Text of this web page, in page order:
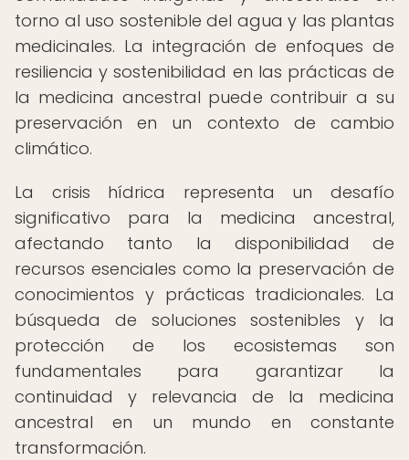
torno al uso sostenible del agua y las plantas
medicinales. La integración de enfoques de
resiliencia y sostenibilidad en las prácticas de
la medicina ancestral puede contribuir a su
preservación en un contexto de cambio
climático.
La crisis hídrica representa un desafío
significativo para la medicina ancestral,
afectando tanto la disponibilidad de
recursos esenciales como la preservación de
conocimientos y prácticas tradicionales. La
búsqueda de soluciones sostenibles y la
protección de los ecosistemas son
fundamentales para garantizar la
continuidad y relevancia de la medicina
ancestral en un mundo en constante
transformación.